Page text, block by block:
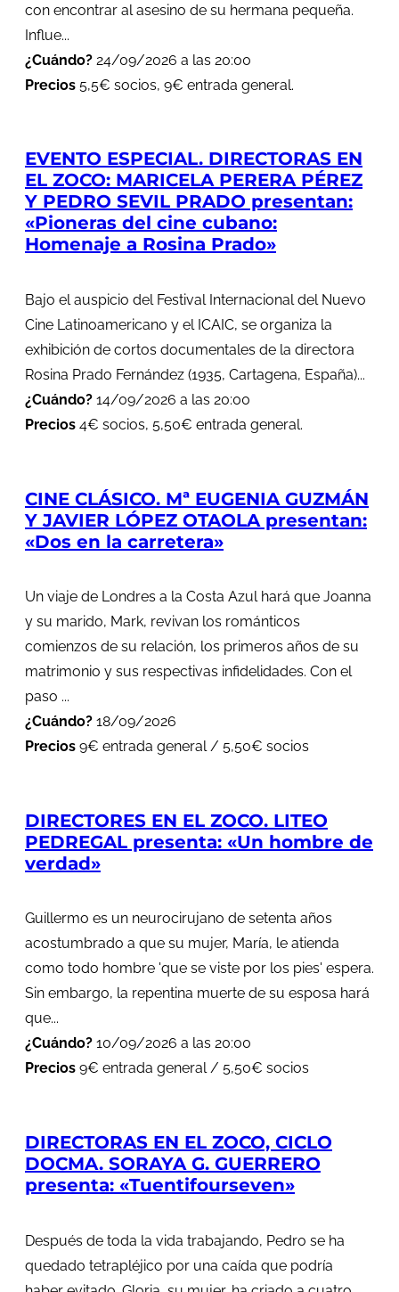
con encontrar al asesino de su hermana pequeña.
Influe...
¿Cuándo? 24/09/2026 a las 20:00
Precios 5,5€ socios, 9€ entrada general.
EVENTO ESPECIAL. DIRECTORAS EN
EL ZOCO: MARICELA PERERA PÉREZ
Y PEDRO SEVIL PRADO presentan:
«Pioneras del cine cubano:
Homenaje a Rosina Prado»
Bajo el auspicio del Festival Internacional del Nuevo
Cine Latinoamericano y el ICAIC, se organiza la
exhibición de cortos documentales de la directora
Rosina Prado Fernández (1935, Cartagena, España)...
¿Cuándo? 14/09/2026 a las 20:00
Precios 4€ socios, 5,50€ entrada general.
CINE CLÁSICO. Mª EUGENIA GUZMÁN
Y JAVIER LÓPEZ OTAOLA presentan:
«Dos en la carretera»
Un viaje de Londres a la Costa Azul hará que Joanna
y su marido, Mark, revivan los románticos
comienzos de su relación, los primeros años de su
matrimonio y sus respectivas infidelidades. Con el
paso ...
¿Cuándo? 18/09/2026
Precios 9€ entrada general / 5,50€ socios
DIRECTORES EN EL ZOCO. LITEO
PEDREGAL presenta: «Un hombre de
verdad»
Guillermo es un neurocirujano de setenta años
acostumbrado a que su mujer, María, le atienda
como todo hombre 'que se viste por los pies' espera.
Sin embargo, la repentina muerte de su esposa hará
que...
¿Cuándo? 10/09/2026 a las 20:00
Precios 9€ entrada general / 5,50€ socios
DIRECTORAS EN EL ZOCO, CICLO
DOCMA. SORAYA G. GUERRERO
presenta: «Tuentifourseven»
Después de toda la vida trabajando, Pedro se ha
quedado tetrapléjico por una caída que podría